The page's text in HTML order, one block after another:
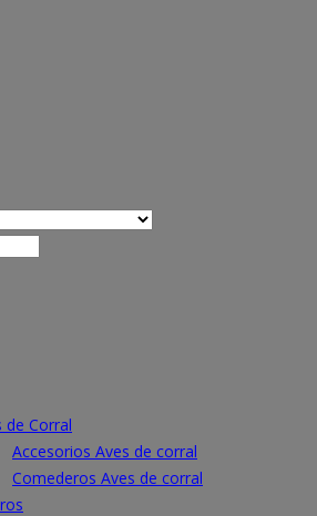
de Corral
Accesorios Aves de corral
Comederos Aves de corral